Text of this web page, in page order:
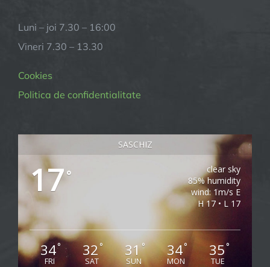
Luni – joi 7.30 – 16:00
Vineri 7.30 – 13.30
Cookies
Politica de confidentialitate
SASCHIZ
17°
clear sky
85% humidity
wind: 1m/s E
H 17 • L 17
34°
FRI
32°
SAT
31°
SUN
34°
MON
35°
TUE